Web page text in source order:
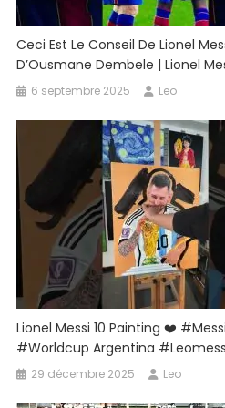
Ceci Est Le Conseil De Lionel
D’Ousmane Dembele | Lionel
6 septembre 2025 Leo
Lionel Messi 10 Painting ❤️
#worldcup Argentina
29 décembre 2025 Leo